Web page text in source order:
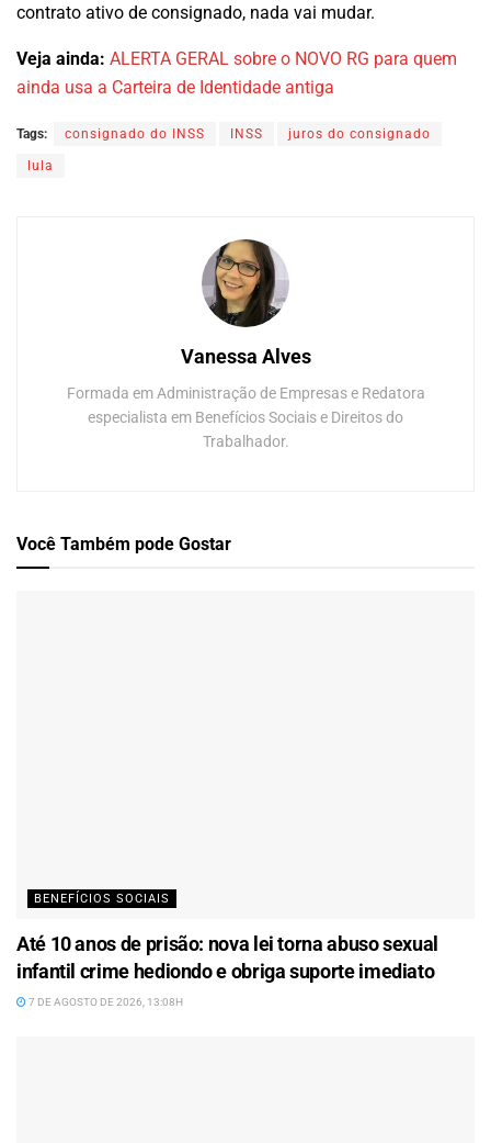
contrato ativo de consignado, nada vai mudar.
Veja ainda: ALERTA GERAL sobre o NOVO RG para quem
ainda usa a Carteira de Identidade antiga
Tags: consignado do INSS INSS juros do consignado
lula
Vanessa Alves
Formada em Administração de Empresas e Redatora
especialista em Benefícios Sociais e Direitos do
Trabalhador.
Você Também pode Gostar
BENEFÍCIOS SOCIAIS
Até 10 anos de prisão: nova lei torna abuso sexual
infantil crime hediondo e obriga suporte imediato
7 DE AGOSTO DE 2026, 13:08H